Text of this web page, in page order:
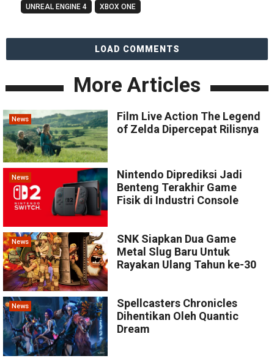
UNREAL ENGINE 4 XBOX ONE
LOAD COMMENTS
More Articles
News
Film Live Action The Legend
of Zelda Dipercepat Rilisnya
News
Nintendo Diprediksi Jadi
Benteng Terakhir Game
Fisik di Industri Console
News
SNK Siapkan Dua Game
Metal Slug Baru Untuk
Rayakan Ulang Tahun ke-30
News
Spellcasters Chronicles
Dihentikan Oleh Quantic
Dream